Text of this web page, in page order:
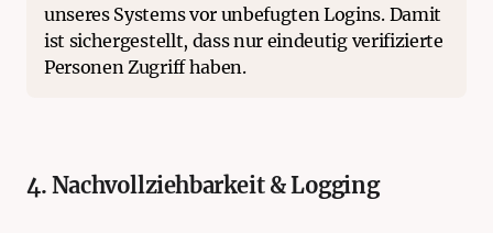
unseres Systems vor unbefugten Logins. Damit
ist sichergestellt, dass nur eindeutig verifizierte
Personen Zugriff haben.
4. Nachvollziehbarkeit & Logging